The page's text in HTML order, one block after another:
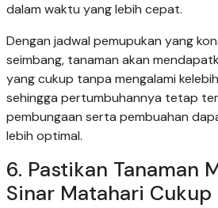
dalam waktu yang lebih cepat.
Dengan jadwal pemupukan yang
seimbang, tanaman akan
yang cukup tanpa mengalami
sehingga pertumbuhannya tetap
pembungaan serta pembuahan
lebih optimal.
6. Pastikan Tanaman
Sinar Matahari Cukup